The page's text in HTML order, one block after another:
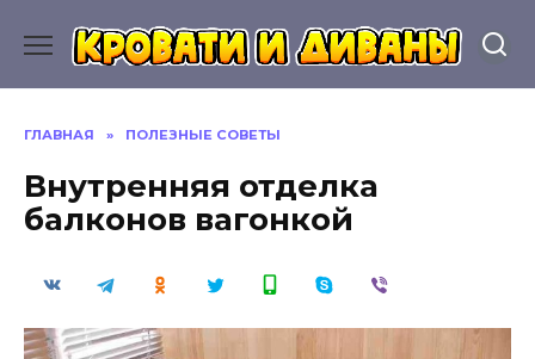
содержанию
ГЛАВНАЯ » ПОЛЕЗНЫЕ СОВЕТЫ
Внутренняя отделка
балконов вагонкой